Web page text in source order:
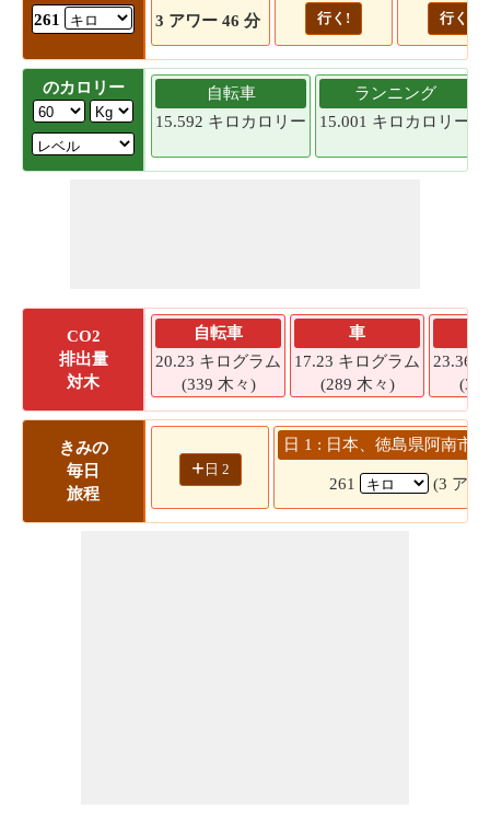
261
3 アワー 46 分 行く! 行く!
のカロリー
自転車
15.592 キロカロリー
ランニング
15.001 キロカロリー
CO2
排出量
対木
自転車
20.23 キログラム
(339 木々)
車
17.23 キログラム
(289 木々)
23.36
きみの
毎日
旅程
+ 日 2
日 1 : 日本、徳島県阿南市
261 (3 アワ